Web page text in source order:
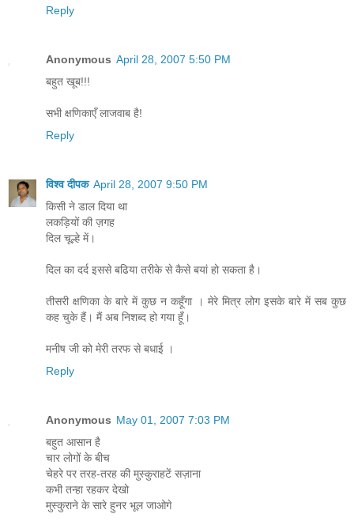
Reply
Anonymous April 28, 2007 5:50 PM
बहुत खूब!!!
सभी क्षणिकाएँ लाजवाब है!
Reply
विश्व दीपक April 28, 2007 9:50 PM
किसी ने डाल दिया था
लकड़ियों की ज़गह
दिल चूल्हे में।
दिल का दर्द इससे बढिया तरीके से कैसे बयां हो सकता है।
तीसरी क्षणिका के बारे में कुछ न कहूँगा । मेरे मित्र लोग इसके बारे में सब कुछ
कह चुके हैं। मैं अब निशब्द हो गया हूँ।
मनीष जी को मेरी तरफ से बधाई ।
Reply
Anonymous May 01, 2007 7:03 PM
बहुत आसान है
चार लोगों के बीच
चेहरे पर तरह-तरह की मुस्कुराहटें सज़ाना
कभी तन्हा रहकर देखो
मुस्कुराने के सारे हुनर भूल जाओगे